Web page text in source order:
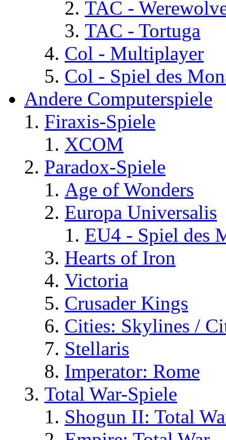
TAC -
TAC - Tortuga
Col - Multiplayer
Col - Spiel des
Andere Computerspiele
Firaxis-Spiele
XCOM
Paradox-Spiele
Age of Wonders
Europa Universalis
EU4 - Spiel des
Hearts of Iron
Victoria
Crusader Kings
Cities: Skylines /
Stellaris
Imperator: Rome
Total War-Spiele
Shogun II: Total